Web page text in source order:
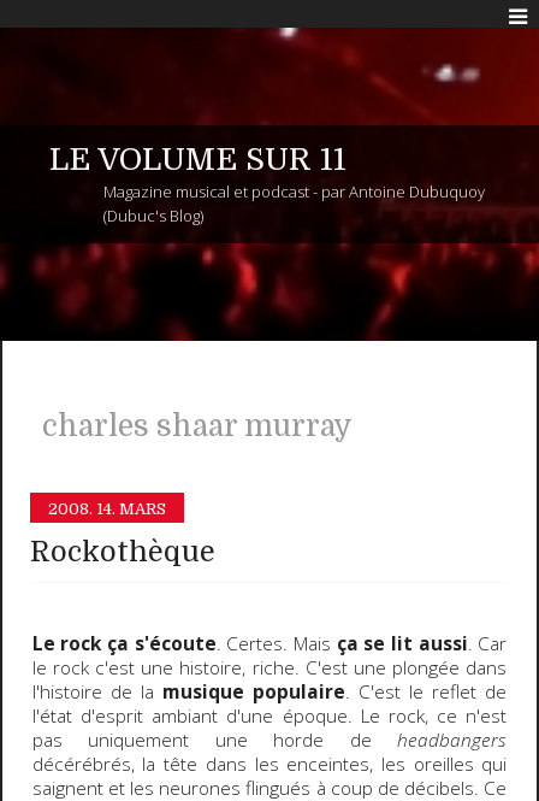
LE VOLUME SUR 11
Magazine musical et podcast - par Antoine Dubuquoy
(Dubuc's Blog)
charles shaar murray
2008. 14. MARS
Rockothèque
Le rock ça s'écoute. Certes. Mais ça se lit aussi. Car
le rock c'est une histoire, riche. C'est une plongée dans
l'histoire de la musique populaire. C'est le reflet de
l'état d'esprit ambiant d'une époque. Le rock, ce n'est
pas uniquement une horde deheadbangers
décérébrés, la tête dans les enceintes, les oreilles qui
saignent et les neurones flingués à coup de décibels. Ce